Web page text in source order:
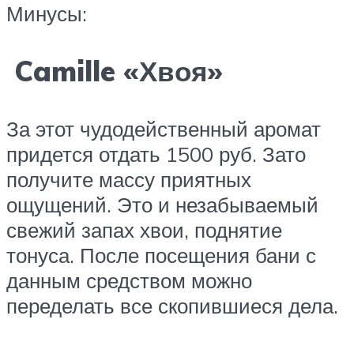
Минусы:
Camille «Хвоя»
За этот чудодейственный аромат
придется отдать 1500 руб. Зато
получите массу приятных
ощущений. Это и незабываемый
свежий запах хвои, поднятие
тонуса. После посещения бани с
данным средством можно
переделать все скопившиеся дела.